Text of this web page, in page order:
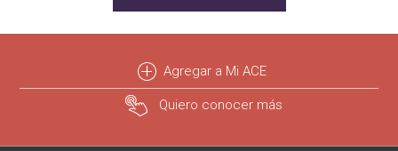
Agregar a Mi ACE
Quiero conocer más